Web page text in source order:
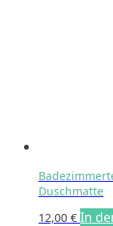
Duschmatte
12,00 € In